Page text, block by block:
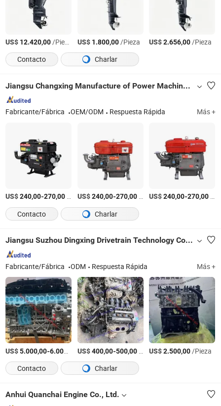
US$ 12.420,00/Pieza US$ 1.800,00/Pieza US$2.656,00/Pieza
Contacto
Charlar
Jiangsu Changxing Manufacture of Power Machinery Co., Ltd
Fabricante/Fábrica OEM/ODM Respuesta Rápida Más +
US$240,00-270,00 US$240,00-270,00/Pieza US$240,00-270,00
Contacto
Charlar
Jiangsu Suzhou Dingxing Drivetrain Technology Co., Ltd.
Fabricante/Fábrica ODM Respuesta Rápida Más +
US$5.000,00-6.000,00 /Pieza
US$400,00-500,00/Pieza US$2.500,00/Pieza
Contacto
Charlar
Anhui Quanchai Engine Co., Ltd.